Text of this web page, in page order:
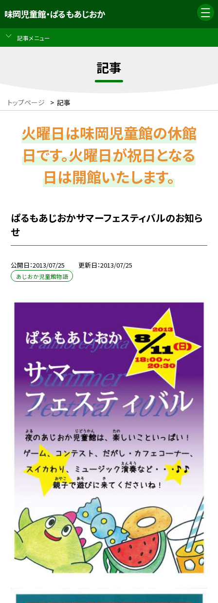
味岡児童館・ぱるもあじおか
記事メニュー
記事
トップページ > 記事
火曜日は味岡児童館の休館
日です。火曜日が祝日となる
日は開館いたします。
ぱるもあじおかサマーフェスティバルのお知ら
せ
公開日 2013/07/25 更新日 2013/07/25
あじおか児童館物語